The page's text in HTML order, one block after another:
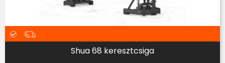
Shua 68 keresztcsiga